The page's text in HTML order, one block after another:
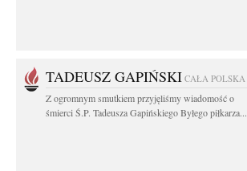
TADEUSZ GAPIŃSKI CAŁA POLSKA
Z ogromnym smutkiem przyjęliśmy wiadomość o
śmierci Ś.P. Tadeusza Gapińskiego Byłego piłkarza...